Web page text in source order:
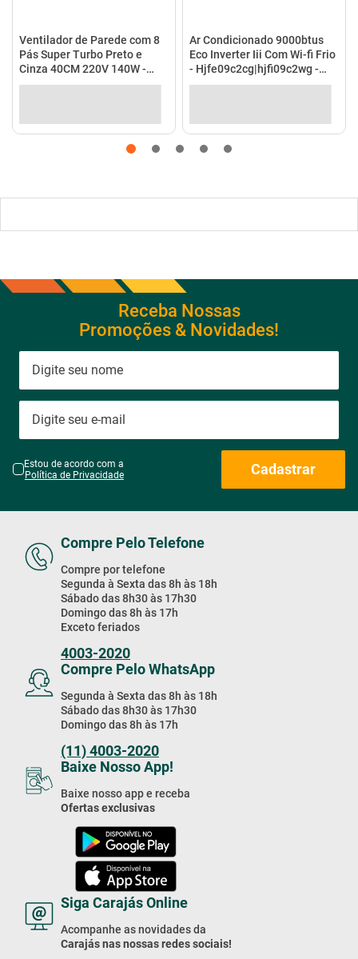
Ventilador de Parede com 8
Pás Super Turbo Preto e
Cinza 40CM 220V 140W -
VTX-40P-8P - Mondial
Ar Condicionado 9000btus
Eco Inverter Iii Com Wi-fi Frio
- Hjfe09c2cg|hjfi09c2wg -
Elgin
Receba Nossas
Promoções & Novidades!
Estou de acordo com a
Política de Privacidade
Cadastrar
Compre Pelo Telefone
Compre por telefone
Segunda à Sexta das 8h às 18h
Sábado das 8h30 às 17h30
Domingo das 8h às 17h
Exceto feriados
4003-2020
Compre Pelo WhatsApp
Segunda à Sexta das 8h às 18h
Sábado das 8h30 às 17h30
Domingo das 8h às 17h
(11) 4003-2020
Baixe Nosso App!
Baixe nosso app e receba
Ofertas exclusivas
Siga Carajás Online
Acompanhe as novidades da
Carajás nas nossas redes sociais!